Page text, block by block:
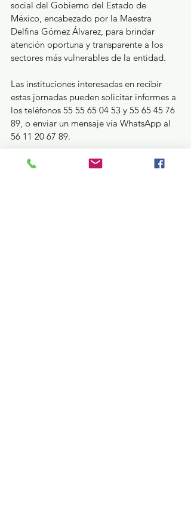
social del Gobierno del Estado de
México, encabezado por la Maestra
Delfina Gómez Álvarez, para brindar
atención oportuna y transparente a los
sectores más vulnerables de la entidad.
Las instituciones interesadas en recibir
estas jornadas pueden solicitar informes a
los teléfonos 55 55 65 04 53 y 55 65 45 76
89, o enviar un mensaje vía WhatsApp al
56 11 20 67 89.